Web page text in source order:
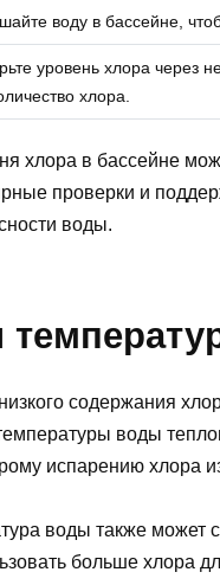
воду в бассейне,
уровень хлора через
хлора.
хлора в бассейне
проверки и
воды.
содержания
воды
испарению хлора
воды также может
больше хлора